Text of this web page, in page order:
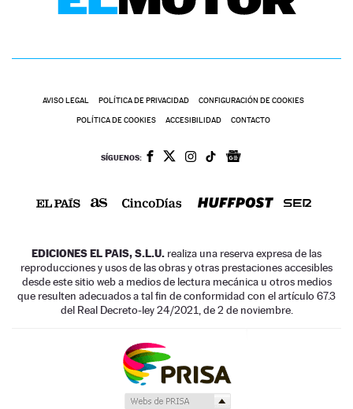
AVISO LEGAL POLÍTICA DE PRIVACIDAD CONFIGURACIÓN DE COOKIES
POLÍTICA DE COOKIES ACCESIBILIDAD CONTACTO
SÍGUENOS:
EDICIONES EL PAIS, S.L.U. realiza una reserva expresa de las
reproducciones y usos de las obras y otras prestaciones accesibles
desde este sitio web a medios de lectura mecánica u otros medios
que resulten adecuados a tal fin de conformidad con el artículo 67.3
del Real Decreto-ley 24/2021, de 2 de noviembre.